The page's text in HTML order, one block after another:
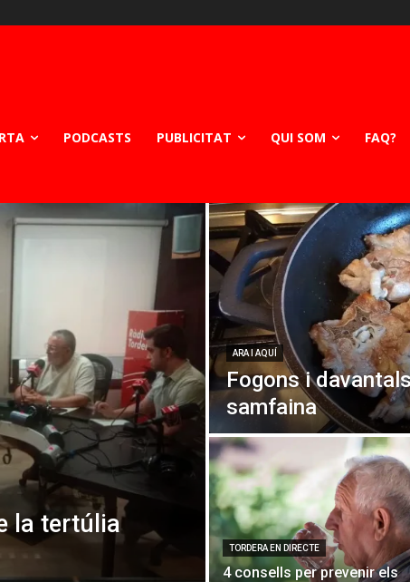
PODCASTS PUBLICITAT QUI SOM FAQ?
la tertúlia
ARA I AQUÍ
Fogons i
samfaina
TORDERA EN DIRECTE
4 consells per prevenir els